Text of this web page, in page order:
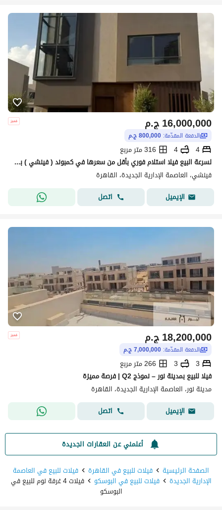
ج.م16,000,000
الدفعة المقدّمة: 800,000 ج.م
4
4
316 متر مربع
لسرعة البيع فيلا استلام فوري بأقل من سعرها في كمبوند ( فينشي ) بالعاصمة الادارية الجديدة في R7 منطقة الدبلوماسية ( جاهزة للمعاينة )
فينشي، العاصمة الإدارية الجديدة، القاهرة
الإيميل
اتصل
ج.م18,200,000
الدفعة المقدّمة: 7,000,000 ج.م
3
3
266 متر مربع
فيلا للبيع بمدينة نور – نموذج Q2 | فرصة مميزة
مدينة نور، العاصمة الإدارية الجديدة، القاهرة
الإيميل
اتصل
أعلمني عن العقارات الجديدة
الصفحة الرئيسية
فيلات للبيع في القاهرة فيلات للبيع في العاصمة
الإدارية الجديدة فيلات للبيع في البوسكو فيلات 4 غرفة نوم للبيع في
البوسكو